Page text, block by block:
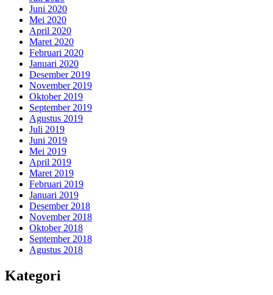
Juni 2020
Mei 2020
April 2020
Maret 2020
Februari 2020
Januari 2020
Desember 2019
November 2019
Oktober 2019
September 2019
Agustus 2019
Juli 2019
Juni 2019
Mei 2019
April 2019
Maret 2019
Februari 2019
Januari 2019
Desember 2018
November 2018
Oktober 2018
September 2018
Agustus 2018
Kategori